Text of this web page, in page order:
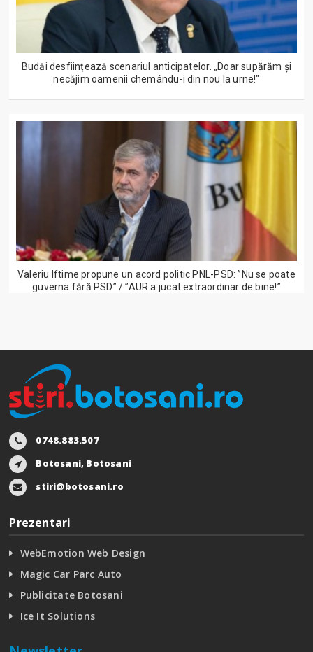
Budăi desființează scenariul anticipatelor. „Doar supărăm și
necăjim oamenii chemându-i din nou la urne!"
Valeriu Iftime propune un acord politic PNL-PSD: ”Nu se poate
guverna fără PSD” / ”AUR a jucat extraordinar de bine!”
0748.883.507
Botosani, Botosani
stiri@botosani.ro
Prezentari
WebEmotion Web Design
Magic Car Parc Auto
Publicitate Botosani
Ice It Solutions